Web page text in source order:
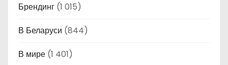
Брендинг (1 015)
В Беларуси (844)
В мире (1 401)